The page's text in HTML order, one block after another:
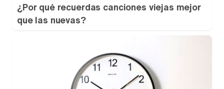
¿Por qué recuerdas canciones viejas mejor
que las nuevas?